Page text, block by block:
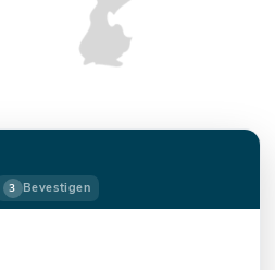
3 Bevestigen